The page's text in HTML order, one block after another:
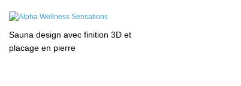
Sauna design avec finition 3D et
placage en pierre